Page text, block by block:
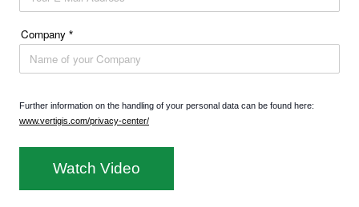
Company *
Further information on the handling of your personal data can be found here:
www.vertigis.com/privacy-center/
Watch Video